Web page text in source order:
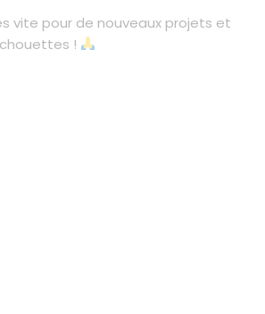
vite pour de nouveaux projets et
!